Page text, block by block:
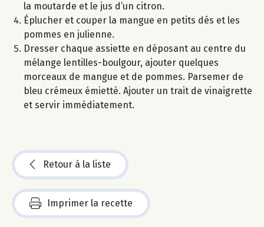
la moutarde et le jus d’un citron.
Éplucher et couper la mangue en petits dés et les
pommes en julienne.
Dresser chaque assiette en déposant au centre du
mélange lentilles-boulgour, ajouter quelques
morceaux de mangue et de pommes. Parsemer de
bleu crémeux émietté. Ajouter un trait de vinaigrette
et servir immédiatement.
Retour à la liste
Imprimer la recette